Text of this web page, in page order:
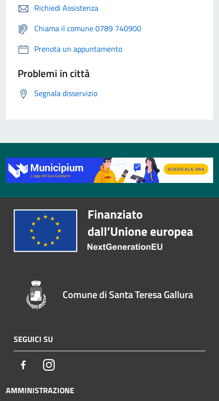
Richiedi Assistenza
Chiama il comune 0789 740900
Prenota un appuntamento
Problemi in città
Segnala disservizio
Comune di Santa Teresa Gallura
SEGUICI SU
FacebookInstagram
AMMINISTRAZIONE